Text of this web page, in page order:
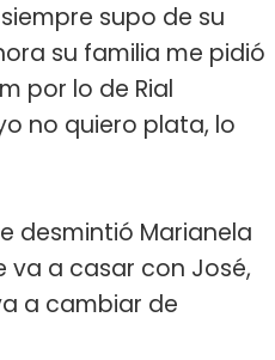
supo de su
su familia me pidió
por lo de Rial
no quiero plata, lo
desmintió Marianela
va a casar con José,
a cambiar de